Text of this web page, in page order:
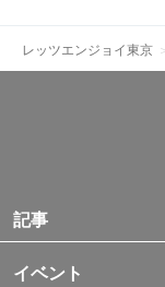
レッツエンジョイ東京
記事
イベント